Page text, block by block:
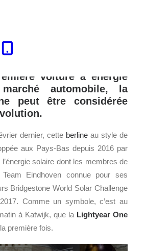
est depuis longtemps
l’ère des véhicules
voiture à énergie
automobile, la
peut être considérée
dernier, cette berline au style de
aux Pays-Bas depuis 2016 par
solaire dont les membres de
Eindhoven connue pour ses
Bridgestone World Solar Challenge
Comme un symbole, c’est au
à Katwijk, que la Lightyear One
première fois.